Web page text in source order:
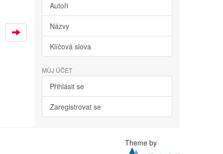
Autoři
Názvy
Klíčová slova
MŮJ ÚČET
Přihlásit se
Zaregistrovat se
Theme by